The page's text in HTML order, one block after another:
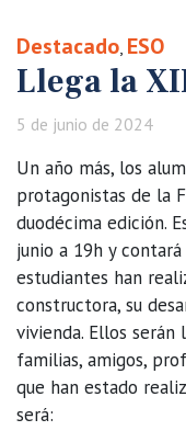
Bell-lloc
Destacado ESO
Llega la
5 de junio de 2024
Un año más, los
protagonistas de la
duodécima edición.
junio a 19h y
estudiantes han
constructora, su
vivienda. Ellos
familias, amigos,
que han estado
será: